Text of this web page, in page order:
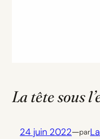
La tête sous
24 juin 2022—par